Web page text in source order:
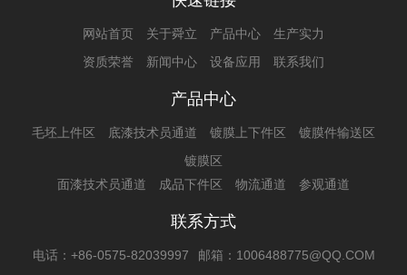
网站首页 关于舜立 产品中心
生产实力
资质荣誉
新闻中心 设备应用 联系我们
产品中心
毛坯上件区 底漆技术员通道 镀膜上下件区
镀膜件输送区
镀膜区
面漆技术员通道
成品下件区 物流通道 参观通道
联系方式
电话：+86-0575-82039997
邮箱：1006488775@QQ.COM